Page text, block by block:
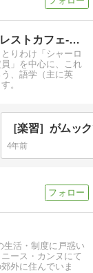
海外古典ミステリを楽しむ - レストカフェ-ゆーじあむ
りわけ「シャーロ
」を中心に、これ
、語学（主に英
。
4年前
生活・制度に戸惑い
ース・カンヌにて
外に住んでいま